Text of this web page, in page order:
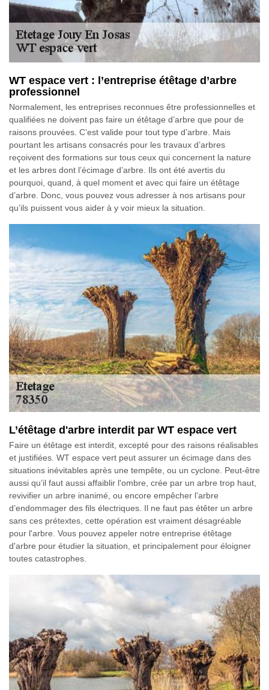
WT espace vert : l’entreprise étêtage d’arbre
professionnel
Normalement, les entreprises reconnues être professionnelles et
qualifiées ne doivent pas faire un étêtage d’arbre que pour de
raisons prouvées. C’est valide pour tout type d’arbre. Mais
pourtant les artisans consacrés pour les travaux d’arbres
reçoivent des formations sur tous ceux qui concernent la nature
et les arbres dont l’écimage d’arbre. Ils ont été avertis du
pourquoi, quand, à quel moment et avec qui faire un étêtage
d’arbre. Donc, vous pouvez vous adresser à nos artisans pour
qu’ils puissent vous aider à y voir mieux la situation.
L’étêtage d'arbre interdit par WT espace vert
Faire un étêtage est interdit, excepté pour des raisons réalisables
et justifiées. WT espace vert peut assurer un écimage dans des
situations inévitables après une tempête, ou un cyclone. Peut-être
aussi qu’il faut aussi affaiblir l'ombre, crée par un arbre trop haut,
revivifier un arbre inanimé, ou encore empêcher l’arbre
d’endommager des fils électriques. Il ne faut pas étêter un arbre
sans ces prétextes, cette opération est vraiment désagréable
pour l'arbre. Vous pouvez appeler notre entreprise étêtage
d'arbre pour étudier la situation, et principalement pour éloigner
toutes catastrophes.